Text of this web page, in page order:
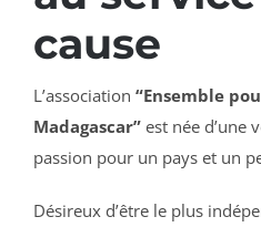
cause
L’association “Ensemble
Madagascar” est née d’une
passion pour un pays et un
Désireux d’être le plus